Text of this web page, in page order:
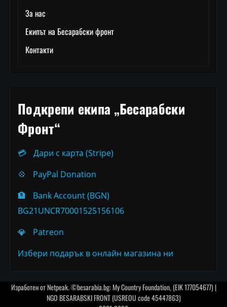
За нас
Екипът на Бесарабски фронт
Контакти
Подкрепи екипа „Бесарабски
Фронт“
💳
Дари с карта (Stripe)
💠
PayPal Donation
🏦
Bank Account (BGN)
BG21UNCR70001525156106
💎
Patreon
Избери подарък в онлайн магазина ни
Изработен отNetpeak. ©besarabia.bg: My Country Foundation, (EIK 177054677) |
NGO BESARABSKI FRONT (USREOU code 45447863)